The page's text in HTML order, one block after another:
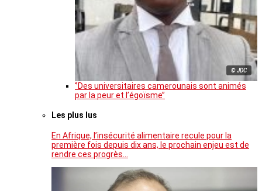
© JDC
‘’Des universitaires camerounais sont animés
par la peur et l’égoïsme’’
Les plus lus
En Afrique, l’insécurité alimentaire recule pour la
première fois depuis dix ans, le prochain enjeu est de
rendre ces progrès…